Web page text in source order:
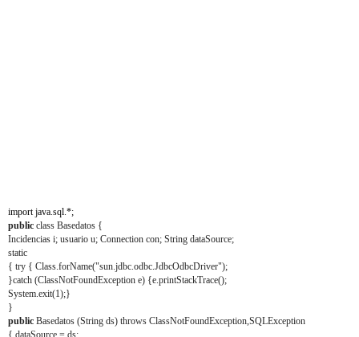
import java.sql.*;
public class Basedatos {
Incidencias i; usuario u; Connection con; String dataSource;
static
{ try { Class.forName("sun.jdbc.odbc.JdbcOdbcDriver");
}catch (ClassNotFoundException e) {e.printStackTrace();
System.exit(1);}
}
public Basedatos (String ds) throws ClassNotFoundException,SQLException
{ dataSource = ds;